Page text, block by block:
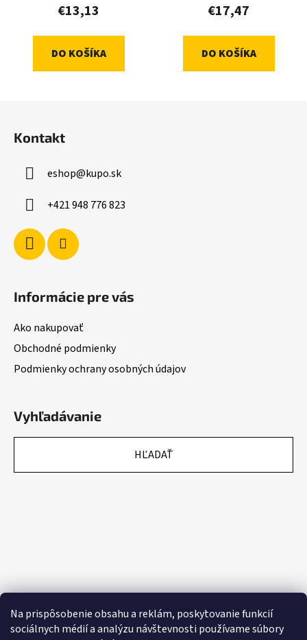
Na prispôsobenie obsahu a reklám, poskytovanie funkcií
sociálnych médií a analýzu návštevnosti používame súbory
€13,13
DO KOŠÍKA
€17,47
DO KOŠÍKA
Kontakt
eshop@kupo.sk
+421 948 776 823
Informácie pre vás
Ako nakupovať
Obchodné podmienky
Podmienky ochrany osobných údajov
Vyhľadávanie
HĽADAŤ